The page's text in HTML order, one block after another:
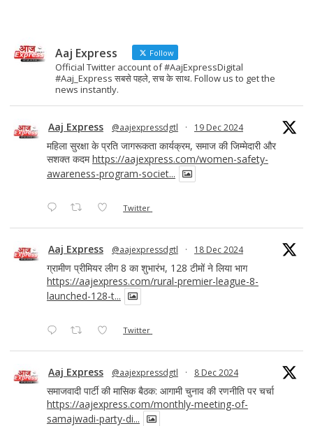
Aaj Express Follow
Official Twitter account of #AajExpressDigital
#Aaj_Express सबसे पहले, सच के साथ. Follow us to get the
news instantly.
Aaj Express @aajexpressdgtl · 19 Dec 2024
महिला सुरक्षा के प्रति जागरूकता कार्यक्रम, समाज की जिम्मेदारी और
सशक्त कदमhttps://aajexpress.com/women-safety-
awareness-program-societ...
Twitter
Aaj Express @aajexpressdgtl · 18 Dec 2024
ग्रामीण प्रीमियर लीग 8 का शुभारंभ, 128 टीमों ने लिया भाग
https://aajexpress.com/rural-premier-league-8-
launched-128-t...
Twitter
Aaj Express @aajexpressdgtl · 8 Dec 2024
समाजवादी पार्टी की मासिक बैठक: आगामी चुनाव की रणनीति पर चर्चा
https://aajexpress.com/monthly-meeting-of-
samajwadi-party-di...